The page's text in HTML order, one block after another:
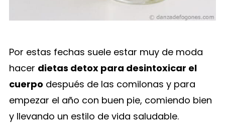
Por estas fechas suele estar muy de moda
hacer dietas detox para desintoxicar el
cuerpo después de las comilonas y para
empezar el año con buen pie, comiendo bien
y llevando un estilo de vida saludable.